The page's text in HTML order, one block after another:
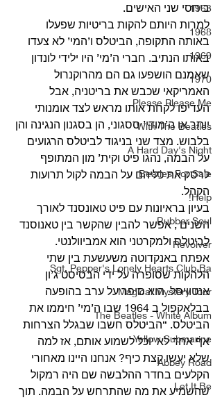
1963
1968
1969
1970
Please Please Me
With The Beatles
A Hard Day's Night
Beatles For Sale
Help!
Rubber Soul
Revolver
Sgt. Pepper's Lonely Hearts Club Ba
Magical Mystery Tour
The Beatles - White Album
Yellow Submarine
Abbey Road
Let It Be
ביחסי שני האישים.
למרות היותם להקות בריטיות שפעלו
באותה התקופה, הביטלס ו’המי’ לא צעדו
באותו הנתיב. חברי ה’מי’ היו ילידי לונדון
שאמנם הושפעו גם הם מהרוקנרול
האמריקאי שכבש את בריטניה, אבל
העדיפו לקחת אותו מראש לצד אומנותי
יותר או ה’מודי’ ססגוני, הן בסגנון הנגינה והן
בלבוש. מצד שני בניגוד לביטלס הרגועים
על הבמה, נהגו פיט וקית’ מון המתופף
לרסק את כליהם על הבמה לקול תרועות
הקהל.
בעיון בראיונות עם פיט טאונסנד לאורך
השנים , אפשר להבין שהקשר בין טאנוסנד
לביטלס ולמקרטני הוא אמביוולנטי.
אפתח באנקדוטה משעשעת בין שתי
הלהקות שסופרה על ידי הבסיסט ג’ון
אנטוויסל. הוא סיפר על ערב בהופעה
בבלאקפול ב 1964 שבו ה’מי’ חיממו את
הביטלס. “הביטלס חשבו שבגלל הצרחות
אף אחד לא יוכל לשמוע אותם, אז למה
שלא יעשו קצת כיף? אנחנו היינו מאחורי
הקלעים בחדר ההלבשה שם היה רמקול
שהשמיע את מה שהתרחש על הבמה. תוך